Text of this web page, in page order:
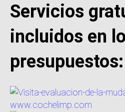
Servicios
incluidos en
presupuestos: